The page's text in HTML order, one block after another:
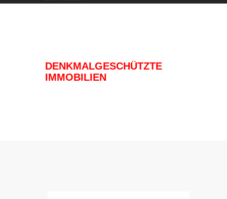
DENKMALGESCHÜTZTE
IMMOBILIEN